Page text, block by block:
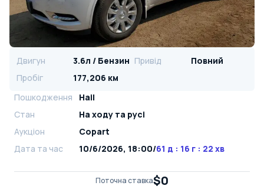
Двигун 3.6л / Бензин Привід
Повний
Пробіг
177,206 км
Пошкодження
Hail
Стан
На ​​ходу та русі
Аукціон
Copart
Дата та час
10/6/2026, 18:00/61 д : 16 г : 22 хв
Поточна ставка$0